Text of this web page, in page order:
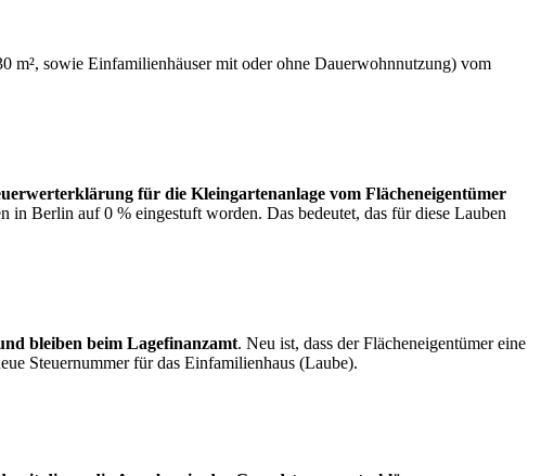
m², sowie Einfamilienhäuser mit oder ohne Dauerwohnnutzung) vom
für die Kleingartenanlage vom Flächeneigentümer
Berlin auf 0 % eingestuft worden. Das bedeutet, das für diese Lauben
bleiben beim Lagefinanzamt. Neu ist, dass der Flächeneigentümer eine
Steuernummer für das Einfamilienhaus (Laube).